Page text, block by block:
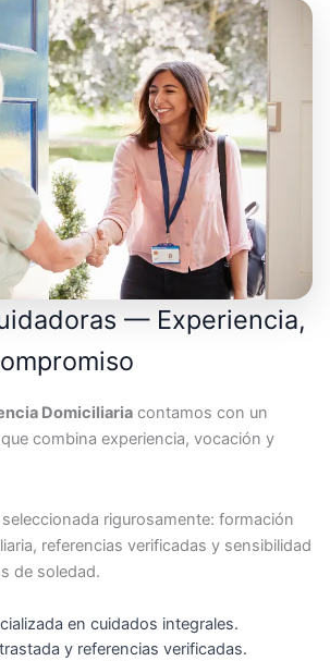
— Experiencia,
Domiciliaria contamos con un
combina experiencia, vocación y
rigurosamente: formación
referencias verificadas y sensibilidad
de soledad.
en cuidados integrales.
y referencias verificadas.